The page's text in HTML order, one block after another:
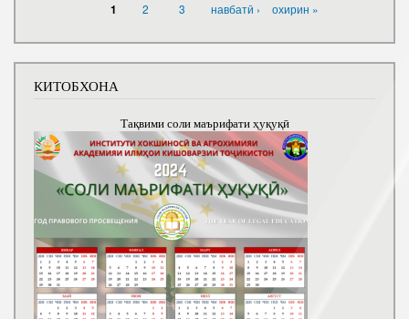
1 2 3 навбатӣ › охирин »
КИТОБХОНА
Тақвими соли маърифати ҳуқуқӣ